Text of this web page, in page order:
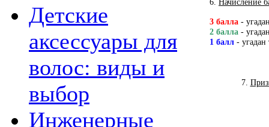
Детские
аксессуары для
волос: виды и
выбор
Инженерные
6. Начисление
3 балла -
2 балла -
1 балл - угадан
7.